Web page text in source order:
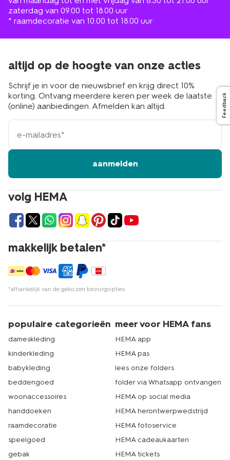
zaterdag van 09.00 tot 18.00 uur
* raamdecoratie van 10.00 tot 18.00 uur
volg HEMA
makkelijk betalen*
*afhankelijk van de gekozen bezorgopties
altijd op de hoogte van onze acties
Schrijf je in voor de nieuwsbrief en krijg direct 10%
korting. Ontvang meerdere keren per week de laatste
(online) aanbiedingen. Afmelden kan altijd.
e-
mailadres
aanmelden
populaire categorieën
dameskleding
kinderkleding
babykleding
beddengoed
woonaccessoires
handdoeken
raamdecoratie
speelgoed
gebak
meer voor HEMA fans
HEMA app
HEMA pas
lees onze folders
folder via Whatsapp ontvangen
HEMA op social media
HEMA herontwerpwedstrijd
HEMA fotoservice
HEMA cadeaukaarten
HEMA tickets
Feedback